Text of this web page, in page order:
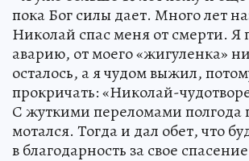
пока Бог силы дает. Много лет
Николай спас меня от смерти. Я
аварию, от моего «жигуленка»
осталось, а я чудом выжил,
прокричать: «Николай-
С жуткими переломами полгода
мотался. Тогда и дал обет, что
в благодарность за свое